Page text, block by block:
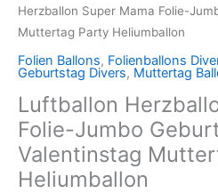
Herzballon Super Mama Folie-
Muttertag Party Heliumballon
Folien Ballons, Folienballons
Geburtstag Divers, Muttertag
Luftballon
Folie-Jumbo
Valentinstag
Heliumballon